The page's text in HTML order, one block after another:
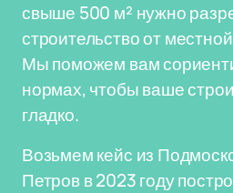
свыше 500 м² нужно
строительство от
Мы поможем вам
нормах, чтобы ваше
гладко.
Возьмем кейс из
Петров в 2023 году